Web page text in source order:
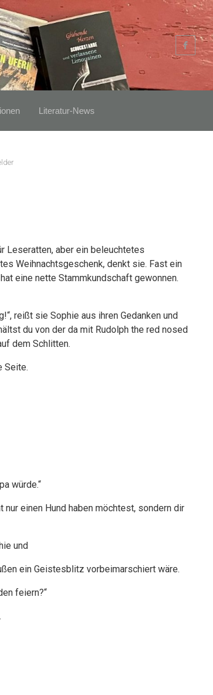
Literatur-News
Leseratten, aber ein beleuchtetes
Weihnachtsgeschenk, denkt sie. Fast ein
eine nette Stammkundschaft gewonnen.
reißt sie Sophie aus ihren Gedanken und
du von der da mit Rudolph the red nosed
dem Schlitten.
Seite.
würde.“
einen Hund haben möchtest, sondern dir
und
ein Geistesblitz vorbeimarschiert wäre.
feiern?“